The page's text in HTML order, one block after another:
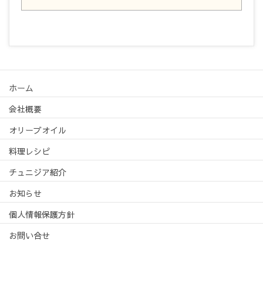
ホーム
会社概要
オリーブオイル
料理レシピ
チュニジア紹介
お知らせ
個人情報保護方針
お問い合せ